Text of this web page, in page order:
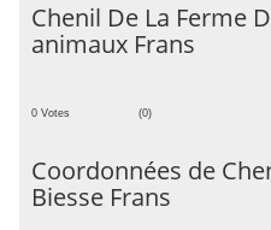
Chenil De La Ferme
animaux Frans
0 Votes (0)
Coordonnées de
Biesse Frans